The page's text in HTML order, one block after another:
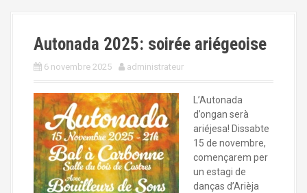
Autonada 2025: soirée ariégeoise
6 novembre 2025 administrateur
L’Autonada
d’ongan serà
ariéjesa! Dissabte
15 de novembre,
començarem per
un estagi de
danças d’Arièja